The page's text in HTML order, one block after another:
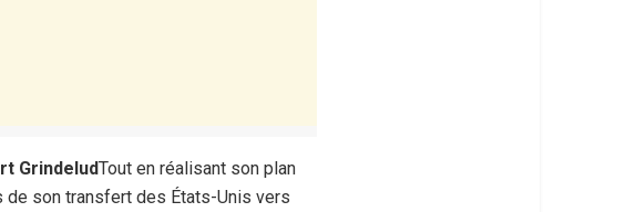
GrindeludTout en réalisant son plan
de son transfert des États-Unis vers